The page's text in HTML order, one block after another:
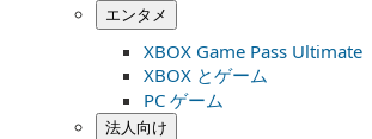
エンタメ
XBOX Game Pass Ultimate
XBOX とゲーム
PC ゲーム
法人向け